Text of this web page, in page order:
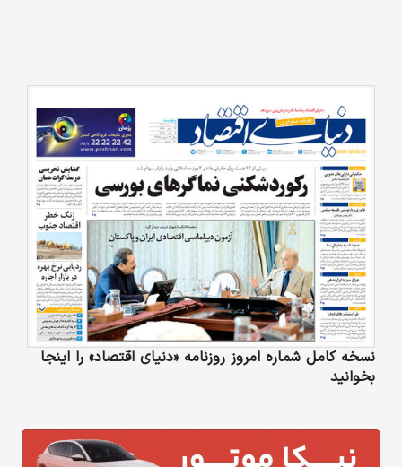
نسخه کامل شماره امروز روزنامه «دنیای‌ اقتصاد» را اینجا
بخوانید